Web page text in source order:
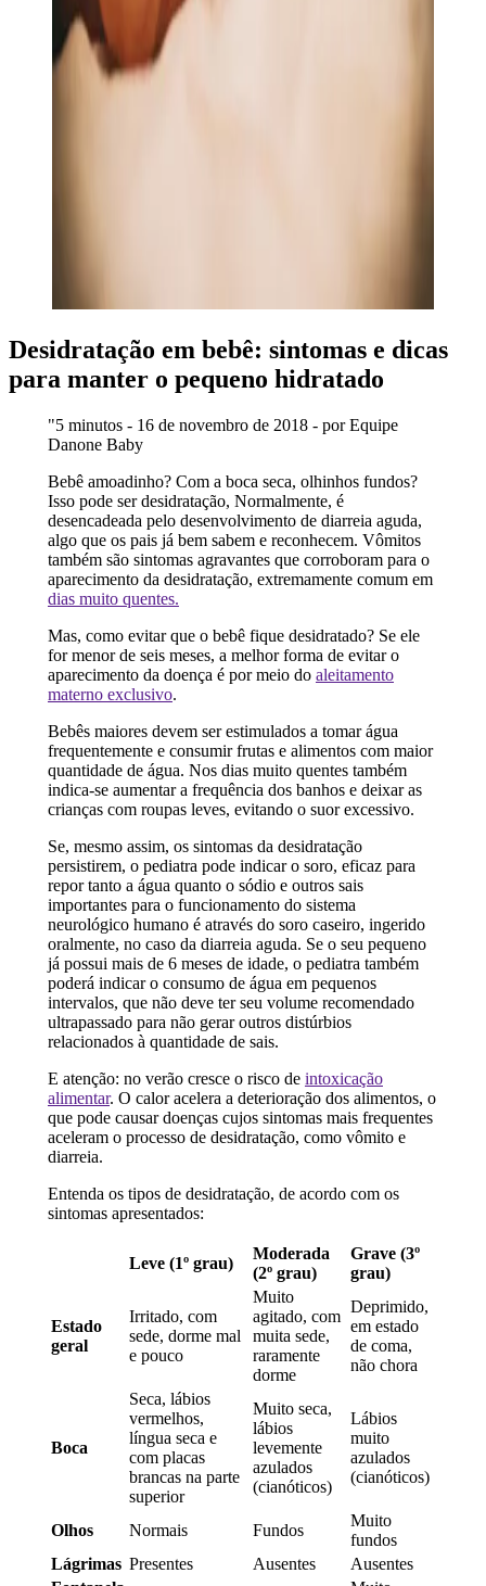
Desidratação em bebê: sintomas e dicas
para manter o pequeno hidratado
"5 minutos - 16 de novembro de 2018 - por Equipe
Danone Baby
Bebê amoadinho? Com a boca seca, olhinhos fundos?
Isso pode ser desidratação, Normalmente, é
desencadeada pelo desenvolvimento de diarreia aguda,
algo que os pais já bem sabem e reconhecem. Vômitos
também são sintomas agravantes que corroboram para o
aparecimento da desidratação, extremamente comum em
dias muito quentes.
Mas, como evitar que o bebê fique desidratado? Se ele
for menor de seis meses, a melhor forma de evitar o
aparecimento da doença é por meio do aleitamento
materno exclusivo.
Bebês maiores devem ser estimulados a tomar água
frequentemente e consumir frutas e alimentos com maior
quantidade de água. Nos dias muito quentes também
indica-se aumentar a frequência dos banhos e deixar as
crianças com roupas leves, evitando o suor excessivo.
Se, mesmo assim, os sintomas da desidratação
persistirem, o pediatra pode indicar o soro, eficaz para
repor tanto a água quanto o sódio e outros sais
importantes para o funcionamento do sistema
neurológico humano é através do soro caseiro, ingerido
oralmente, no caso da diarreia aguda. Se o seu pequeno
já possui mais de 6 meses de idade, o pediatra também
poderá indicar o consumo de água em pequenos
intervalos, que não deve ter seu volume recomendado
ultrapassado para não gerar outros distúrbios
relacionados à quantidade de sais.
E atenção: no verão cresce o risco de intoxicação
alimentar. O calor acelera a deterioração dos alimentos, o
que pode causar doenças cujos sintomas mais frequentes
aceleram o processo de desidratação, como vômito e
diarreia.
Entenda os tipos de desidratação, de acordo com os
sintomas apresentados:
Leve (1º grau)
Moderada
(2º grau)
Grave (3º
grau)
Estado
geral
Irritado, com
sede, dorme mal
e pouco
Muito
agitado, com
muita sede,
raramente
dorme
Deprimido,
em estado
de coma,
não chora
Boca
Seca, lábios
vermelhos,
língua seca e
com placas
brancas na parte
superior
Muito seca,
lábios
levemente
azulados
(cianóticos)
Lábios
muito
azulados
(cianóticos)
Olhos Normais Fundos
Muito
fundos
Lágrimas Presentes Ausentes
Ausentes